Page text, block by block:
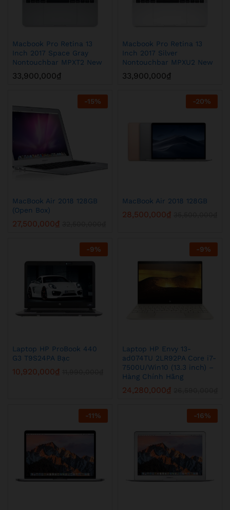
Macbook Pro Retina 13
Inch 2017 Space Gray
Nontouchbar MPXT2 New
33,900,000₫
Macbook Pro Retina 13
Inch 2017 Silver
Nontouchbar MPXU2 New
33,900,000₫
-15%
MacBook Air 2018 128GB
(Open Box)
27,500,000₫
-20%
MacBook Air 2018 128GB
28,500,000₫
-9%
Laptop HP ProBook 440
G3 T9S24PA Bạc
10,920,000₫
-9%
Laptop HP Envy 13-
ad074TU 2LR92PA Core i7-
7500U/Win10 (13.3 inch) –
Hàng Chính Hãng
24,280,000₫
-11% -16%